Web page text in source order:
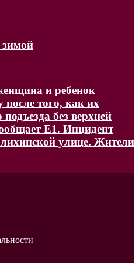
зимой
и ребенок
того, как их
без верхней
Е1. Инцидент
улице. Жители
|